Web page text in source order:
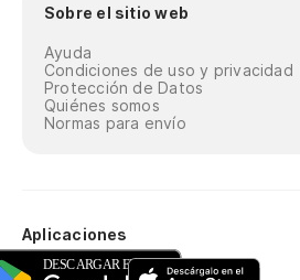
Sobre el sitio web
Ayuda
Condiciones de uso y privacidad
Protección de Datos
Quiénes somos
Normas para envío
Aplicaciones